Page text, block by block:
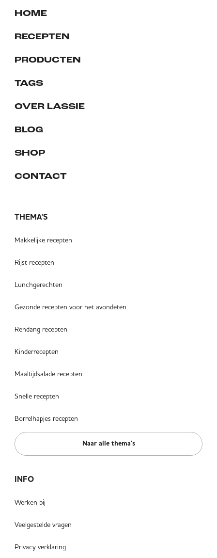
HOME
RECEPTEN
PRODUCTEN
TAGS
OVER LASSIE
BLOG
SHOP
CONTACT
THEMA'S
Makkelijke recepten
Rijst recepten
Lunchgerechten
Gezonde recepten voor het avondeten
Rendang recepten
Kinderrecepten
Maaltijdsalade recepten
Snelle recepten
Borrelhapjes recepten
Naar alle thema's
INFO
Werken bij
Veelgestelde vragen
Privacy verklaring